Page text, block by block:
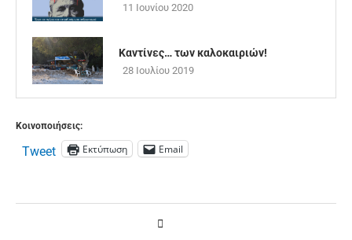
11 Ιουνίου 2020
Καντίνες… των καλοκαιριών!
28 Ιουλίου 2019
Κοινοποιήσεις:
Tweet Εκτύπωση Email